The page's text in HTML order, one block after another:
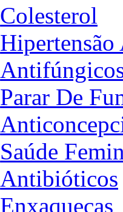
Colesterol
Parar De
Saúde
Antibióticos
Enxaquecas